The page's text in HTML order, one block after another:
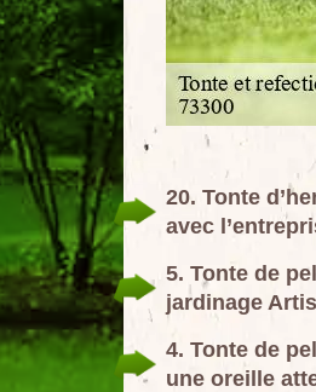
20. Tonte
avec
5. Tonte de
jardinage
4. Tonte de
une oreille